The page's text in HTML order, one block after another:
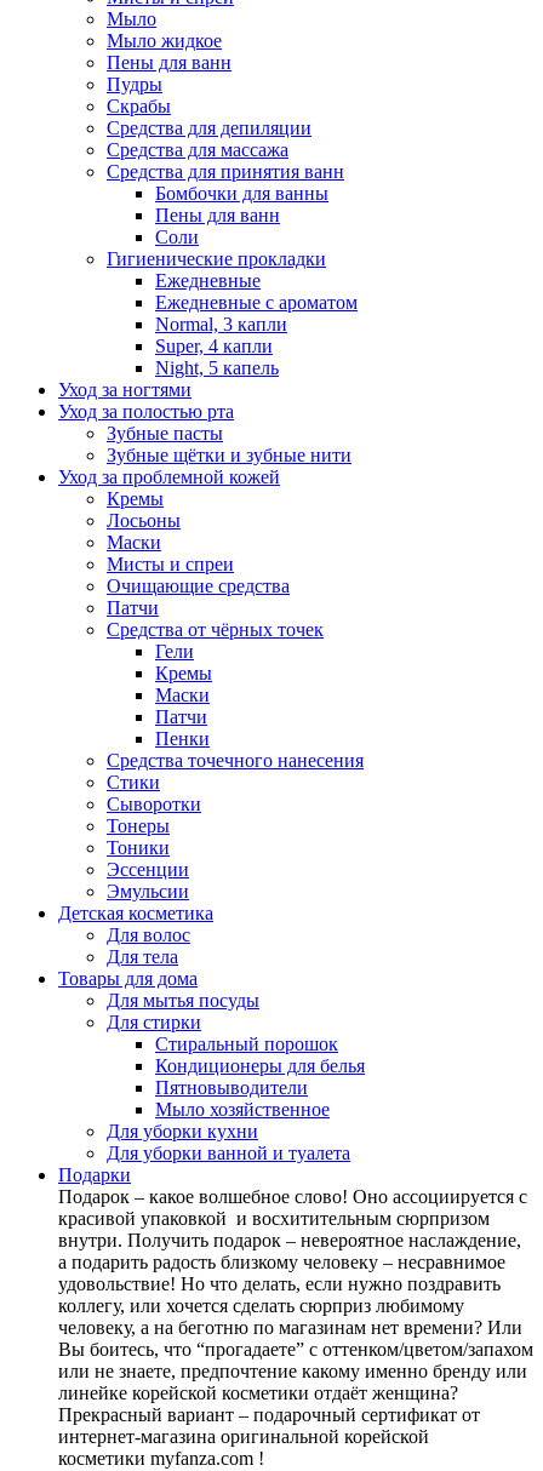
Мыло
Мыло жидкое
Пены для ванн
Пудры
Скрабы
Средства для депиляции
Средства для массажа
Средства для принятия ванн
Бомбочки для ванны
Пены для ванн
Соли
Гигиенические прокладки
Ежедневные
Ежедневные с ароматом
Normal, 3 капли
Super, 4 капли
Night, 5 капель
Уход за ногтями
Уход за полостью рта
Зубные пасты
Зубные щётки и зубные нити
Уход за проблемной кожей
Кремы
Лосьоны
Маски
Мисты и спреи
Очищающие средства
Патчи
Средства от чёрных точек
Гели
Кремы
Маски
Патчи
Пенки
Средства точечного нанесения
Стики
Сыворотки
Тонеры
Тоники
Эссенции
Эмульсии
Детская косметика
Для волос
Для тела
Товары для дома
Для мытья посуды
Для стирки
Стиральный порошок
Кондиционеры для белья
Пятновыводители
Мыло хозяйственное
Для уборки кухни
Для уборки ванной и туалета
Подарки
Подарок – какое волшебное слово! Оно ассоциируется с
красивой упаковкой и восхитительным сюрпризом
внутри. Получить подарок – невероятное наслаждение,
а подарить радость близкому человеку – несравнимое
удовольствие! Но что делать, если нужно поздравить
коллегу, или хочется сделать сюрприз любимому
человеку, а на беготню по магазинам нет времени? Или
Вы боитесь, что “прогадаете” с оттенком/цветом/запахом
или не знаете, предпочтение какому именно бренду или
линейке корейской косметики отдаёт женщина?
Прекрасный вариант – подарочный сертификат от
интернет-магазина оригинальной корейской
косметики myfanza.com !